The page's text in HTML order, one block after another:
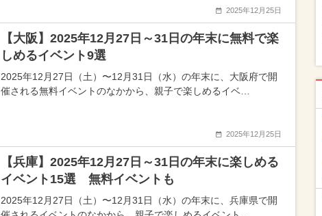
2025年12月25日
【大阪】2025年12月27日～31日の年末に無料で楽
しめるイベント9選
2025年12月27日（土）〜12月31日（水）の年末に、大阪府で開
催される無料イベントのなかから、親子で楽しめるイベ…
2025年12月25日
【兵庫】2025年12月27日～31日の年末に楽しめる
イベント15選 無料イベントも
2025年12月27日（土）〜12月31日（水）の年末に、兵庫県で開